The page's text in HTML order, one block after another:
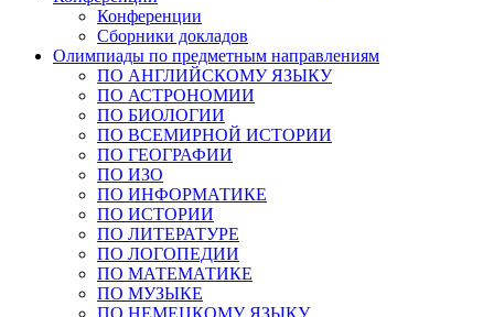
Конференции
Сборники докладов
Олимпиады по предметным направлениям
ПО АНГЛИЙСКОМУ ЯЗЫКУ
ПО АСТРОНОМИИ
ПО БИОЛОГИИ
ПО ВСЕМИРНОЙ ИСТОРИИ
ПО ГЕОГРАФИИ
ПО ИЗО
ПО ИНФОРМАТИКЕ
ПО ИСТОРИИ
ПО ЛИТЕРАТУРЕ
ПО ЛОГОПЕДИИ
ПО МАТЕМАТИКЕ
ПО МУЗЫКЕ
ПО НЕМЕЦКОМУ ЯЗЫКУ